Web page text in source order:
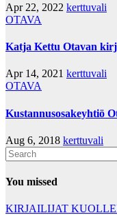
Apr 22, 2022 kerttuvali
OTAVA
Katja Kettu Otavan
Apr 14, 2021 kerttuvali
OTAVA
Kustannusosakeyhtiö
Aug 6, 2018 kerttuvali
You missed
KIRJAILIJAT